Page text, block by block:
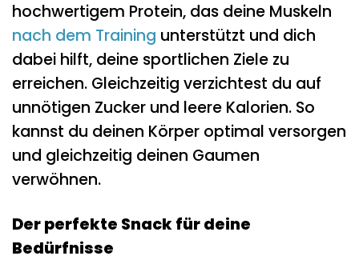
hochwertigem Protein, das deine Muskeln
nach dem Training unterstützt und dich
dabei hilft, deine sportlichen Ziele zu
erreichen. Gleichzeitig verzichtest du auf
unnötigen Zucker und leere Kalorien. So
kannst du deinen Körper optimal versorgen
und gleichzeitig deinen Gaumen
verwöhnen.
Der perfekte Snack für deine
Bedürfnisse